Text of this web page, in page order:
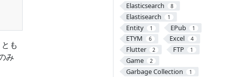
Elasticsearch 8
Elastisearch 1
Entity 1 EPub 1
ETYM 6 Excel 4
Flutter 2 FTP 1
Game 2
Garbage Collection 1
も
み